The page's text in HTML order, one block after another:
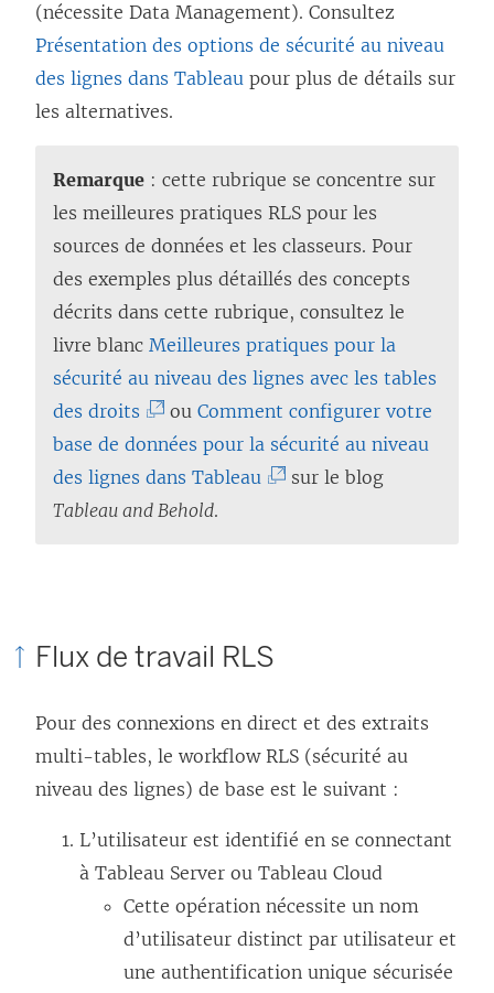
(nécessite Data Management). Consultez
Présentation des options de sécurité au niveau
des lignes dans Tableau pour plus de détails sur
les alternatives.
Remarque : cette rubrique se concentre sur
les meilleures pratiques RLS pour les
sources de données et les classeurs. Pour
des exemples plus détaillés des concepts
décrits dans cette rubrique, consultez le
livre blanc Meilleures pratiques pour la
sécurité au niveau des lignes avec les tables
des droits
L
e
l
s
r
e
d
a
n
s
ou Comment configurer votre
base de données pour la sécurité au niveau
des lignes dans Tableau
e
v
r
e
d
a
sur le blog
Tableau and Behold.
Flux de travail RLS
Pour des connexions en direct et des extraits
multi-tables, le workflow RLS (sécurité au
niveau des lignes) de base est le suivant :
L’utilisateur est identifié en se connectant
à Tableau Server ou Tableau Cloud
Cette opération nécessite un nom
d’utilisateur distinct par utilisateur et
une authentification unique sécurisée